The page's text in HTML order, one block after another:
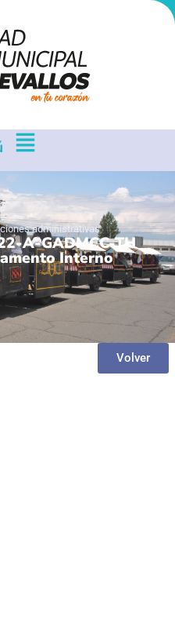
administrativas
A-GADMCC-TH
Interno
Volver